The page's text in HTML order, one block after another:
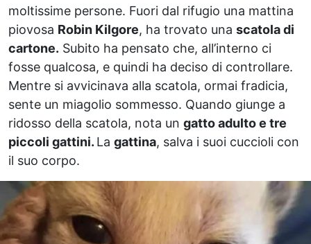
moltissime persone. Fuori dal rifugio una mattina
piovosa Robin Kilgore, ha trovato una scatola di
cartone. Subito ha pensato che, all’interno ci
fosse qualcosa, e quindi ha deciso di controllare.
Mentre si avvicinava alla scatola, ormai fradicia,
sente un miagolio sommesso. Quando giunge a
ridosso della scatola, nota un gatto adulto e tre
piccoli gattini. La gattina, salva i suoi cuccioli con
il suo corpo.